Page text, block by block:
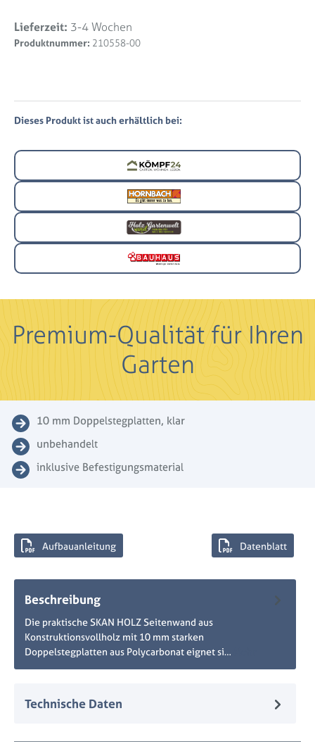
Lieferzeit: 3-4 Wochen
Produktnummer: 210558-00
Dieses Produkt ist auch erhältlich bei:
Premium-Qualität für Ihren
Garten
10 mm Doppelstegplatten, klar
unbehandelt
inklusive Befestigungsmaterial
Beschreibung
Die praktische SKAN HOLZ Seitenwand aus
Konstruktionsvollholz mit 10 mm starken
Doppelstegplatten aus Polycarbonat eignet si…
Technische Daten
Aufbauanleitung Datenblatt